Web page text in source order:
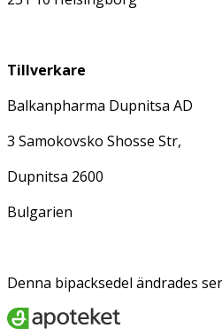
Tillverkare
Balkanpharma Dupnitsa AD
3 Samokovsko Shosse Str,
Dupnitsa 2600
Bulgarien
Denna bipacksedel ändrades